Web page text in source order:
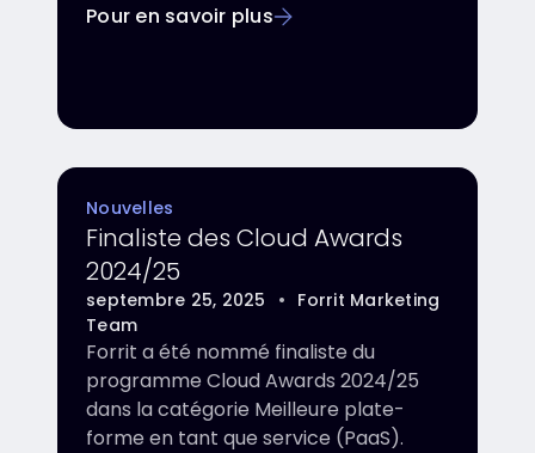
Pour en savoir plus
Nouvelles
Finaliste des Cloud Awards
2024/25
septembre 25, 2025 • Forrit Marketing
Team
Forrit a été nommé finaliste du
programme Cloud Awards 2024/25
dans la catégorie Meilleure plate-
forme en tant que service (PaaS).